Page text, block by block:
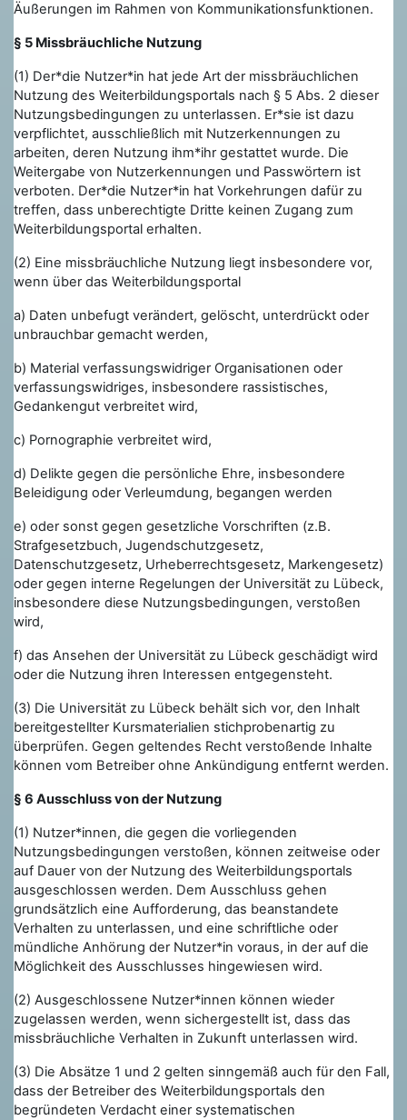
Äußerungen im Rahmen von Kommunikationsfunktionen.
§ 5 Missbräuchliche Nutzung
(1) Der*die Nutzer*in hat jede Art der missbräuchlichen
Nutzung des Weiterbildungsportals nach § 5 Abs. 2 dieser
Nutzungsbedingungen zu unterlassen. Er*sie ist dazu
verpflichtet, ausschließlich mit Nutzerkennungen zu
arbeiten, deren Nutzung ihm*ihr gestattet wurde. Die
Weitergabe von Nutzerkennungen und Passwörtern ist
verboten. Der*die Nutzer*in hat Vorkehrungen dafür zu
treffen, dass unberechtigte Dritte keinen Zugang zum
Weiterbildungsportal erhalten.
(2) Eine missbräuchliche Nutzung liegt insbesondere vor,
wenn über das Weiterbildungsportal
a) Daten unbefugt verändert, gelöscht, unterdrückt oder
unbrauchbar gemacht werden,
b) Material verfassungswidriger Organisationen oder
verfassungswidriges, insbesondere rassistisches,
Gedankengut verbreitet wird,
c) Pornographie verbreitet wird,
d) Delikte gegen die persönliche Ehre, insbesondere
Beleidigung oder Verleumdung, begangen werden
e) oder sonst gegen gesetzliche Vorschriften (z.B.
Strafgesetzbuch, Jugendschutzgesetz,
Datenschutzgesetz, Urheberrechtsgesetz, Markengesetz)
oder gegen interne Regelungen der Universität zu Lübeck,
insbesondere diese Nutzungsbedingungen, verstoßen
wird,
f) das Ansehen der Universität zu Lübeck geschädigt wird
oder die Nutzung ihren Interessen entgegensteht.
(3) Die Universität zu Lübeck behält sich vor, den Inhalt
bereitgestellter Kursmaterialien stichprobenartig zu
überprüfen. Gegen geltendes Recht verstoßende Inhalte
können vom Betreiber ohne Ankündigung entfernt werden.
§ 6 Ausschluss von der Nutzung
(1) Nutzer*innen, die gegen die vorliegenden
Nutzungsbedingungen verstoßen, können zeitweise oder
auf Dauer von der Nutzung des Weiterbildungsportals
ausgeschlossen werden. Dem Ausschluss gehen
grundsätzlich eine Aufforderung, das beanstandete
Verhalten zu unterlassen, und eine schriftliche oder
mündliche Anhörung der Nutzer*in voraus, in der auf die
Möglichkeit des Ausschlusses hingewiesen wird.
(2) Ausgeschlossene Nutzer*innen können wieder
zugelassen werden, wenn sichergestellt ist, dass das
missbräuchliche Verhalten in Zukunft unterlassen wird.
(3) Die Absätze 1 und 2 gelten sinngemäß auch für den Fall,
dass der Betreiber des Weiterbildungsportals den
begründeten Verdacht einer systematischen